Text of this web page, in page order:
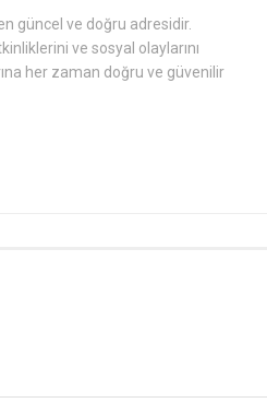
güncel ve doğru adresidir.
ve sosyal olaylarını
her zaman doğru ve güvenilir